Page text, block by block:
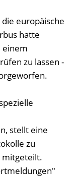
europäische
hatte
einem
zu lassen -
stellt eine
zu
mitgeteilt.